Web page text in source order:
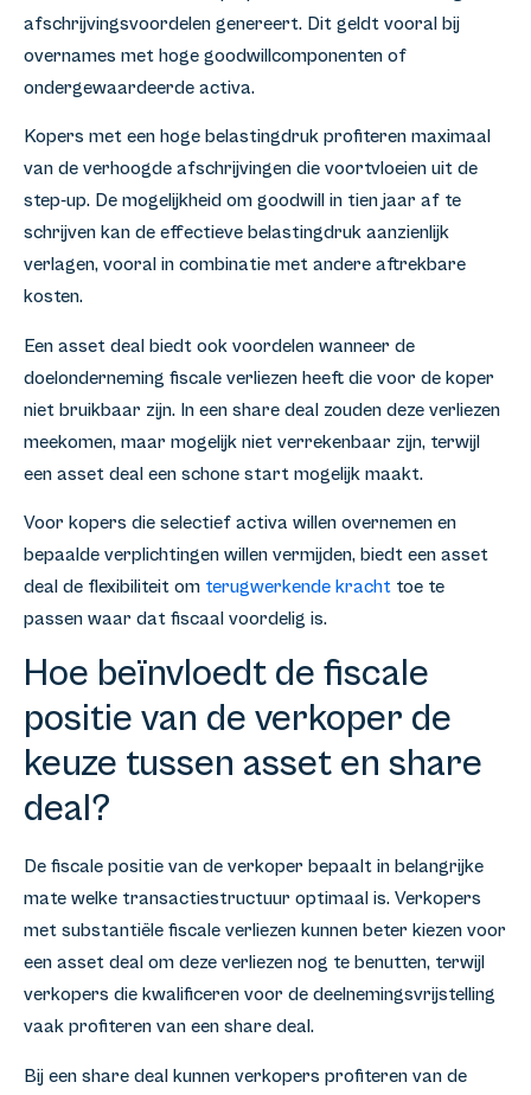
afschrijvingsvoordelen genereert. Dit geldt vooral bij
overnames met hoge goodwillcomponenten of
ondergewaardeerde activa.
Kopers met een hoge belastingdruk profiteren maximaal
van de verhoogde afschrijvingen die voortvloeien uit de
step-up. De mogelijkheid om goodwill in tien jaar af te
schrijven kan de effectieve belastingdruk aanzienlijk
verlagen, vooral in combinatie met andere aftrekbare
kosten.
Een asset deal biedt ook voordelen wanneer de
doelonderneming fiscale verliezen heeft die voor de koper
niet bruikbaar zijn. In een share deal zouden deze verliezen
meekomen, maar mogelijk niet verrekenbaar zijn, terwijl
een asset deal een schone start mogelijk maakt.
Voor kopers die selectief activa willen overnemen en
bepaalde verplichtingen willen vermijden, biedt een asset
deal de flexibiliteit om terugwerkende kracht toe te
passen waar dat fiscaal voordelig is.
Hoe beïnvloedt de fiscale
positie van de verkoper de
keuze tussen asset en share
deal?
De fiscale positie van de verkoper bepaalt in belangrijke
mate welke transactiestructuur optimaal is. Verkopers
met substantiële fiscale verliezen kunnen beter kiezen voor
een asset deal om deze verliezen nog te benutten, terwijl
verkopers die kwalificeren voor de deelnemingsvrijstelling
vaak profiteren van een share deal.
Bij een share deal kunnen verkopers profiteren van de